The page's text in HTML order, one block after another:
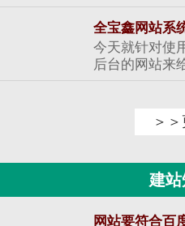
全宝鑫网站系
今天就针对使
后台的网站来
＞
建站
网站要符合百